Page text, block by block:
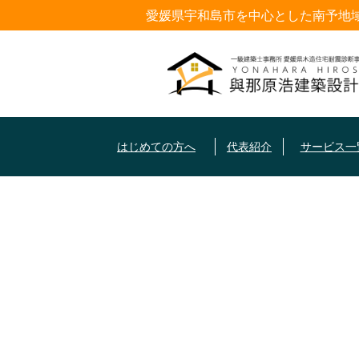
愛媛県宇和島市を中心とした南予地
はじめての方へ 代表紹介 サービス一